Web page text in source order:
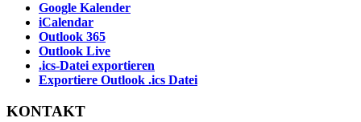
Google Kalender
iCalendar
Outlook 365
Outlook Live
.ics-Datei exportieren
Exportiere Outlook .ics Datei
KONTAKT